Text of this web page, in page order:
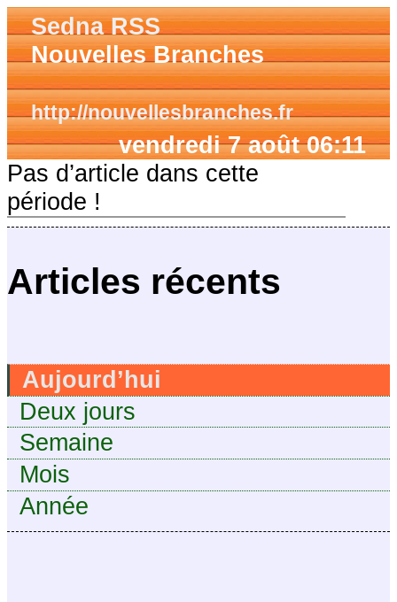
Sedna RSS
Nouvelles Branches
http://nouvellesbranches.fr
vendredi 7 août 06:11
Articles récents
Aujourd’hui
Deux jours
Semaine
Mois
Année
Pas d’article dans cette
période !